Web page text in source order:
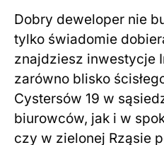
Dobry deweloper nie
tylko świadomie
znajdziesz inwestycje
zarówno blisko
Cystersów 19 w
biurowców, jak i w
czy w zielonej Rząsie